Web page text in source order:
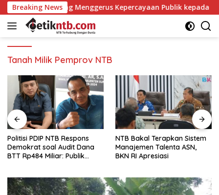
Langsung
ke
konten
Breaking News
yang Menggerus Kepercayaan Publik kepada BPK
Tanah Milik Pemprov NTB
Politisi PDIP NTB Respons
Demokrat soal Audit Dana
BTT Rp484 Miliar: Publik
NTB Bakal Terapkan Sistem
Manajemen Talenta ASN,
BKN RI Apresiasi